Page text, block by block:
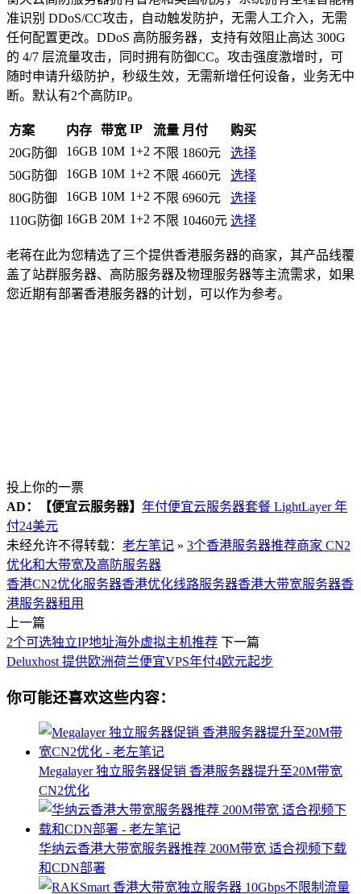
准识别 DDoS/CC攻击，自动触发防护，无需人工介入，无需
任何配置更改。DDoS 高防服务器，支持有效阻止高达 300G
的 4/7 层流量攻击，同时拥有防御CC。攻击强度激增时，可
随时申请升级防护，秒级生效，无需新增任何设备，业务无中
断。默认有2个高防IP。
方案 内存 带宽 IP 流量 月付
购买
20G防御
16GB 10M 1+2 不限 1860元
选择
50G防御
16GB 10M 1+2 不限 4660元
选择
80G防御
16GB 10M 1+2 不限 6960元
选择
110G防御 16GB 20M 1+2 不限 10460元 选择
老蒋在此为您精选了三个提供香港服务器的商家，其产品线覆
盖了站群服务器、高防服务器及物理服务器等主流需求，如果
您近期有部署香港服务器的计划，可以作为参考。
投上你的一票
AD：
【便宜云服务器】 年付便宜云服务器套餐 LightLayer 年
付24美元
未经允许不得转载： 老左笔记 » 3个香港服务器推荐商家 CN2
优化和大带宽及高防服务器
香港CN2优化服务器香港优化线路服务器香港大带宽服务器香
港服务器租用
上一篇
2个可选独立IP地址海外虚拟主机推荐 下一篇
Deluxhost 提供欧洲荷兰便宜VPS年付4欧元起步
你可能还喜欢这些内容：
Megalayer 独立服务器促销 香港服务器提升至20M带宽
CN2优化
华纳云香港大带宽服务器推荐 200M带宽 适合视频下载
和CDN部署